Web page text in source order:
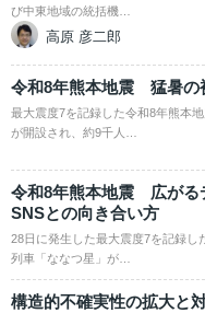
び中東地域の統括機…
高原 彦二郎
令和8年熊本地震 猛暑の
最大震度7を記録した令和8年熊本
が開設され、約9千人…
令和8年熊本地震 広がる
SNSとの向き合い方
28日に発生した最大震度7を記録し
列車「ななつ星」が…
構造的不確実性の拡大と